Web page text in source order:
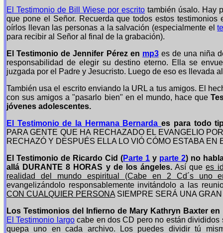
El Testimonio de Bill Wiese por escrito también úsalo. Hay
que pone el Señor. Recuerda que todos estos
oírlos llevan las personas a la salvación (especialmente el
para recibir al Señor al final de la grabación).
El Testimonio de Jennifer Pérez en mp3 es de una niña
responsabilidad de elegir su destino eterno. Ella se
juzgada por el Padre y Jesucristo. Luego de eso es llevada
También usa el escrito enviando la URL a tus amigos. El
con sus amigos a "pasarlo bien" en el mundo, hace que
jóvenes adolescentes.
El Testimonio de la Hermana Bernardaes para todo
PARA GENTE QUE HA RECHAZADO EL EVANGELIO
RECHAZÓ Y DESPUÉS ELLA LO VIÓ CÓMO ESTABA EN
El Testimonio de Ricardo Cid (Parte 1 y parte 2) no
allá DURANTE 8 HORAS y de los ángeles. Así quees
realidad del mundo espiritual (Cabe en 2 Cd´s uno
evangelizándolo responsablemente invitándolo a las
CON CUALQUIER PERSONA SIEMPRE SERÁ UNA
Los Testimonios del Infierno de Mary Kathryn Baxter en
El Testimonio largocabe en dos CD pero no están
quepa uno en cada archivo. Los puedes dividir tú